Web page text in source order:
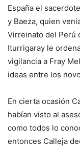
España el
y Baeza, quien
Virreinato del Perú
Iturrigaray le
vigilancia a Fray
ideas entre los
En cierta ocasión
habían visto al
como todos lo
entonces Calleja